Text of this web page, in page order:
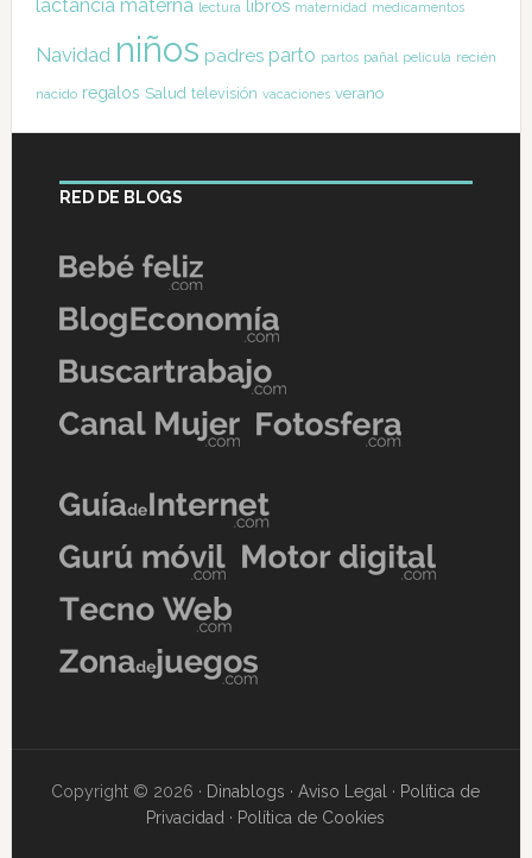
lactancia materna lectura libros maternidad medicamentos
Navidad niños padres parto partos pañal película recién
nacido regalos Salud televisión vacaciones verano
RED DE BLOGS
Copyright © 2026 · Dinablogs ·Aviso Legal · Política de
Privacidad · Política de Cookies